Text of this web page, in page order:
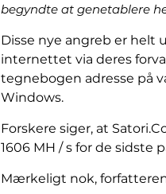
begyndte at genetablere
Disse nye angreb er helt
internettet via deres
tegnebogen adresse på
Windows.
Forskere siger, at
1606 MH / s for de sidste
Mærkeligt nok,